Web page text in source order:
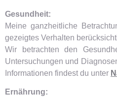
Gesundheit:
Meine ganzheitliche
gezeigtes Verhalten
Wir betrachten den
Untersuchungen und
Informationen findest du unter
Ernährung: